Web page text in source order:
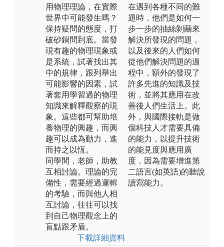
用物理理論，在實際
世界中可能發生嗎？
保持疑問的態度，打
破砂鍋問到底。當發
現有趣的物理現象或
是系統，試著找出其
中的規律，跟列舉出
可能影響的因素，試
著套用學習過的物理
知識來解釋觀察的現
象。這些都可幫助培
養物理的興趣，而興
趣可以成為動力，進
而持之以恆。
同學間，老師，助教
互相討論。理論的完
備性，需要經過邏輯
的考驗，而與他人相
互討論，往往可以找
到自己物理觀念上的
盲點跟矛盾。
下載詳細資料
在遇到各種不同的難
題時，他們是如何一
步一步的抽絲剝繭來
解決所發現的問題，
以及後來的人們如何
從他們解決問題的過
程中，額外的發現了
許多先進的知識及技
術，並將其應用在改
善後人們生活上。此
外，與國際接軌是做
個科技人才需要具備
的能力，以提升技術
的能見度與應用廣
度，因為需要增進第
二語言(如英語)的聽說
讀寫能力。